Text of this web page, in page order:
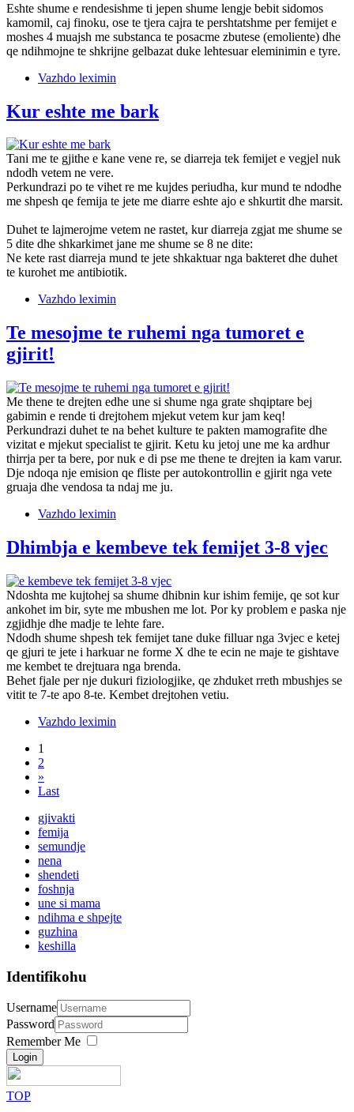
Eshte shume e rendesishme ti jepen shume lengje bebit sidomos
kamomil, caj finoku, ose te tjera cajra te pershtatshme per femijet e
moshes 4 muajsh me substanca te posacme zbutese (emoliente) dhe
qe ndihmojne te shkrijne gelbazat duke lehtesuar eleminimin e tyre.
Vazhdo leximin
Kur eshte me bark
Tani me te gjithe e kane vene re, se diarreja tek femijet e vegjel nuk
ndodh vetem ne vere.
Perkundrazi po te vihet re me kujdes periudha, kur mund te ndodhe
me shpesh qe femija te jete me diarre eshte ajo e shkurtit dhe marsit.
Duhet te lajmerojme vetem ne rastet, kur diarreja zgjat me shume se
5 dite dhe shkarkimet jane me shume se 8 ne dite:
Ne kete rast diarreja mund te jete shkaktuar nga bakteret dhe duhet
te kurohet me antibiotik.
Vazhdo leximin
Te mesojme te ruhemi nga tumoret e
gjirit!
Me thene te drejten edhe une si shume nga grate shqiptare bej
gabimin e rende ti drejtohem mjekut vetem kur jam keq!
Perkundrazi duhet te na behet kulture te pakten mamografite dhe
vizitat e mjekut specialist te gjirit. Ketu ku jetoj une me ka ardhur
thirrja per ta bere, por nuk e di pse me thene te drejten ia kam varur.
Dje ndoqa nje emision qe fliste per autokontrollin e gjirit nga vete
gruaja dhe vendosa ta ndaj me ju.
Vazhdo leximin
Dhimbja e kembeve tek femijet 3-8 vjec
Ndoshta me kujtohej sa shume dhibnin kur ishim femije, qe sot kur
ankohet im bir, syte me mbushen me lot. Por ky problem e paska nje
zgjidhje dhe madje te lehte fare.
Ndodh shume shpesh tek femijet tane duke filluar nga 3vjec e ketej
qe gjuri te jete i harkuar ne forme X dhe te ecin ne maje te gishtave
me kembet te drejtuara nga brenda.
Behet fjale per nje dukuri fiziologjike, qe zhduket rreth mbushjes se
vitit te 7-te apo 8-te. Kembet drejtohen vetiu.
Vazhdo leximin
1
2
»
Last
gjivakti
femija
semundje
nena
shendeti
foshnja
une si mama
ndihma e shpejte
guzhina
keshilla
Identifikohu
Username
Password
Remember Me
Login
TOP